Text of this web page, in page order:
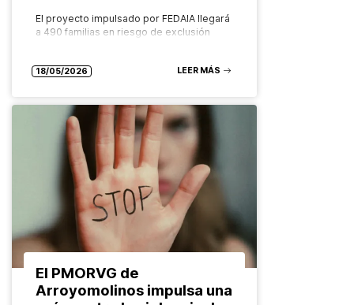
El proyecto impulsado por FEDAIA llegará
a 490 familias en riesgo de exclusión
basado en la evidencia…
18/05/2026 LEER MÁS
El PMORVG de
Arroyomolinos impulsa una